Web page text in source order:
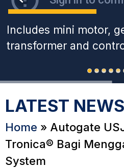
Includes mini motor,
transformer and
LATEST NEWS
Home » Autogate
Tronica® Bagi
System